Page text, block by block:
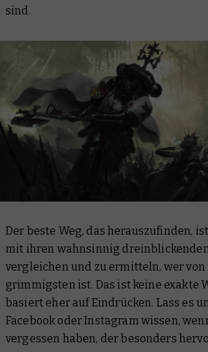
sind.
Der beste Weg, das herauszufinden,
mit ihren wahnsinnig
vergleichen und zu ermitteln, wer von
grimmigsten ist. Das ist keine exakte
basiert eher auf Eindrücken. Lass es
Facebook oder Instagram wissen,
vergessen haben, der besonders